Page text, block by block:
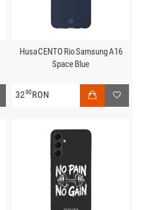
Husa CENTO Rio Samsung A16
Space Blue
3290RON